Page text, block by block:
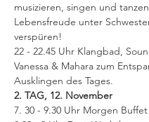
musizieren, singen und
Lebensfreude unter
verspüren!
22 - 22.45 Uhr Klangbad,
Vanessa & Mahara zum
Ausklingen des Tages.
2. TAG, 12. November
7. 30 - 9.30 Uhr Morgen Buffet